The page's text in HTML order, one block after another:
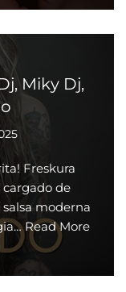
Miky Dj,
Freskura
de
moderna
Read More